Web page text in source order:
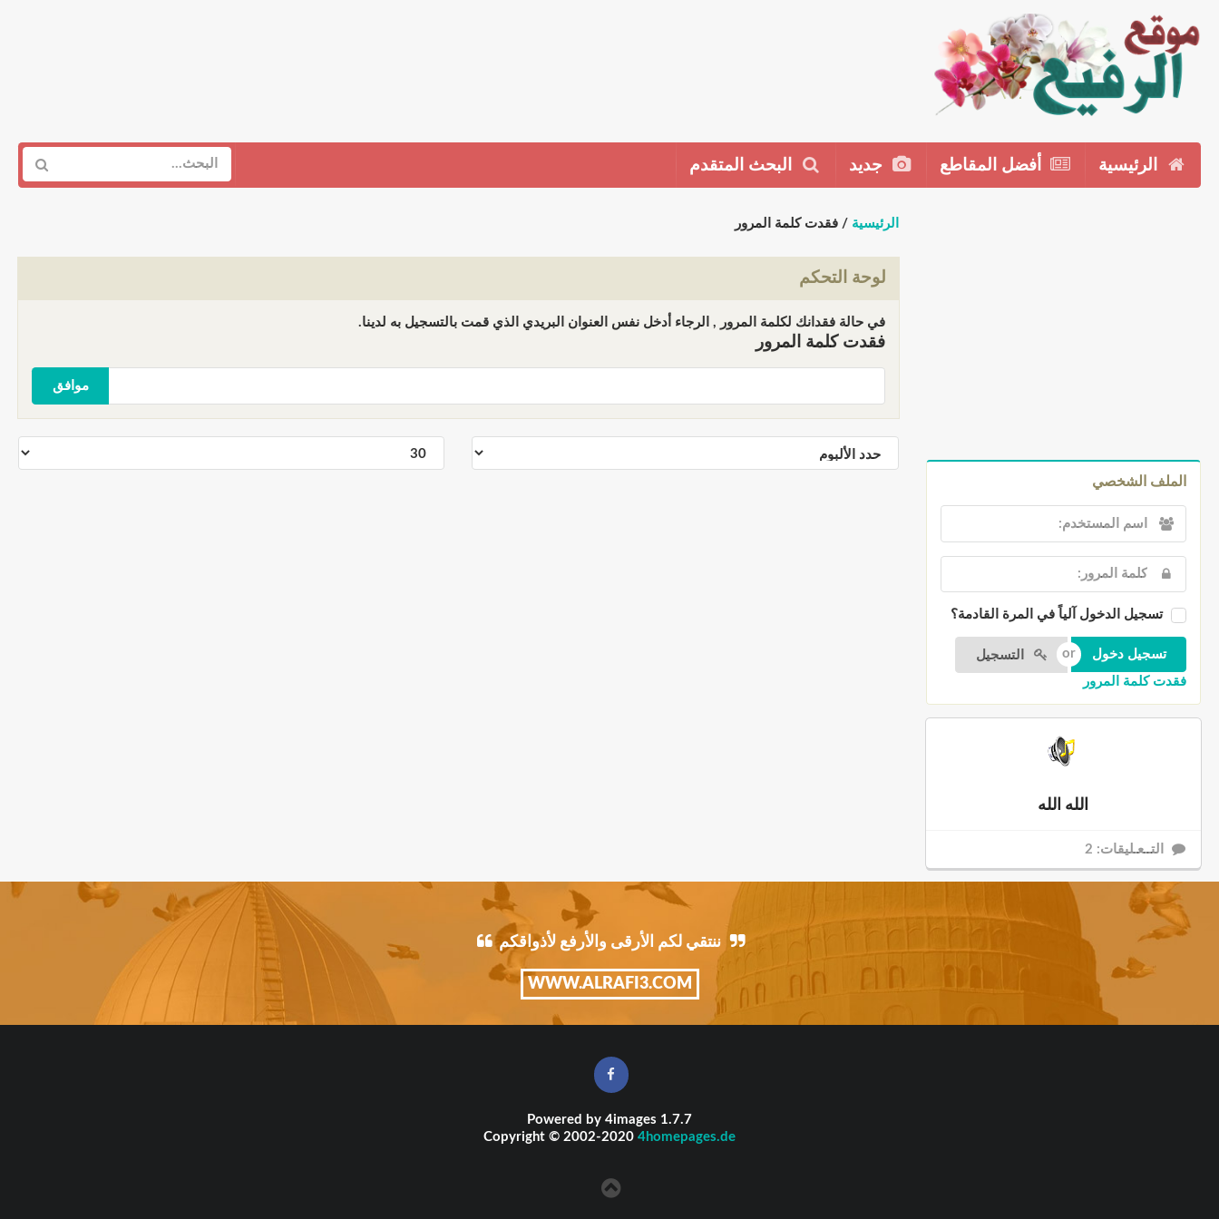
الرئيسية أفضل المقاطع جديد البحث المتقدم
الملف الشخصي
تسجيل الدخول آلياً في المرة القادمة؟
التسجيل
فقدت كلمة المرور
الله الله
التــعـليقات: 2
الرئيسية / فقدت كلمة المرور
لوحة التحكم
في حالة فقدانك لكلمة المرور , الرجاء أدخل نفس العنوان البريدي الذي قمت بالتسجيل به لدينا.
فقدت كلمة المرور
موافق
ننتقي لكم الأرقى والأرفع لأذواقكم
WWW.ALRAFI3.COM
Powered by 4images 1.7.7
Copyright © 2002-2020 4homepages.de